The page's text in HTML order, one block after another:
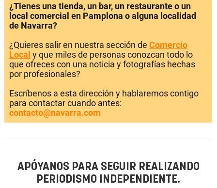
¿Tienes una tienda, un bar, un restaurante o un
local comercial en Pamplona o alguna localidad
de Navarra?
¿Quieres salir en nuestra sección de Comercio
Local y que miles de personas conozcan todo lo
que ofreces con una noticia y fotografías hechas
por profesionales?
Escríbenos a esta dirección y hablaremos contigo
para contactar cuando antes:
contacto@navarra.com
APÓYANOS PARA SEGUIR REALIZANDO
PERIODISMO INDEPENDIENTE.